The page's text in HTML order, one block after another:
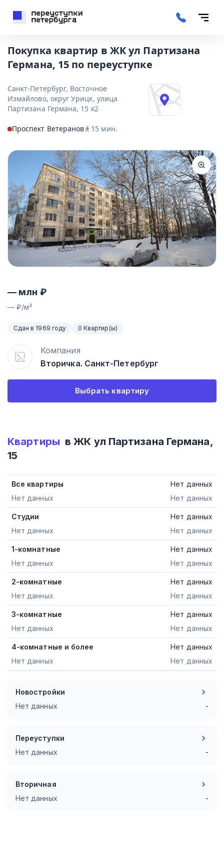
Покупка квартир в ЖК ул Партизана
Германа, 15 по переуступке
Санкт-Петербург, Восточное
Измайлово, округ Урицк, улица
Партизана Германа, 15 к2
Проспект Ветеранов 15 мин.
— млн ₽
—₽/м²
Сдан в 1969 году 0 Квартир(ы)
Компания
Вторичка. Санкт-Петербург
Выбрать квартиру
Квартиры в ЖК ул Партизана Германа,
15
Все квартиры
Нет данных
Нет данных
Нет данных
Студии
Нет данных
Нет данных
Нет данных
1-комнатные
Нет данных
Нет данных
Нет данных
2-комнатные
Нет данных
Нет данных
Нет данных
3-комнатные
Нет данных
Нет данных
Нет данных
4-комнатные и более
Нет данных
Нет данных
Нет данных
Новостройки
Нет данных
-
Переуступки
Нет данных
-
Вторичная
Нет данных
-